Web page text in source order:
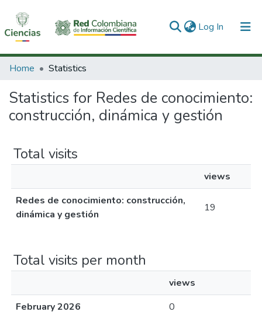
Log In (current)
Communities & Collections
All of DSpace
Home Statistics
Statistics for Redes de conocimiento:
construcción, dinámica y gestión
Total visits
views
Redes de conocimiento: construcción,
dinámica y gestión
19
Total visits per month
views
February 2026
0